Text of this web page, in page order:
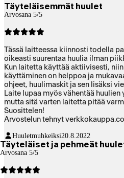
Täyteläisemmät huulet
Arvosana 5/5
Tässä laitteessa kiinnosti todella
oikeasti suurentaa huulia ilman
Kun laitetta käyttää aktiivisesti,
käyttäminen on helppoa ja
ohjeet, huulimaskit ja sen lisäksi
Laite lupaa myös vähentää
mutta sitä varten laitetta pitää
Suosittelen!
Arvostelun tehnyt
Huuletmuhkeiksi20.8.2022
Täyteläiset ja pehmeät
Arvosana 5/5